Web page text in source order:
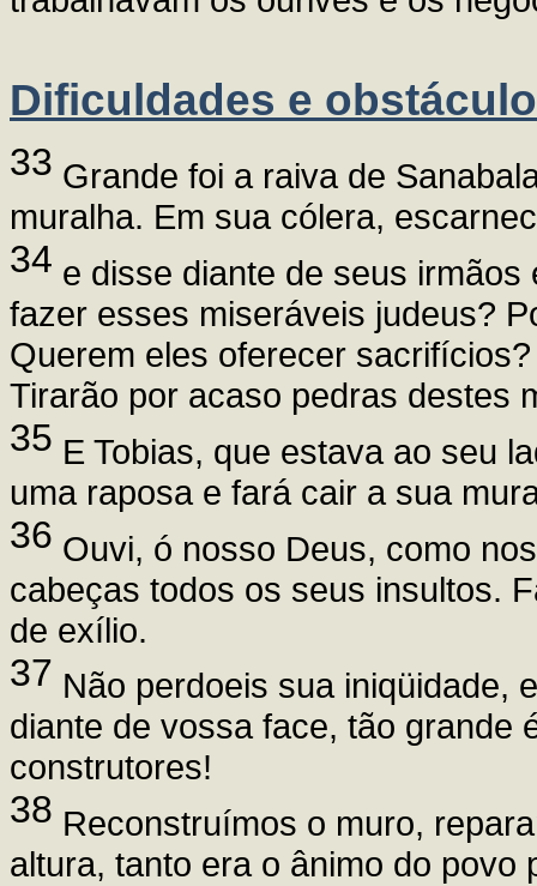
Dificuldades e
33 Grande foi a raiva de
muralha. Em sua cólera,
34 e disse diante de seus
fazer esses miseráveis judeus?
Querem eles oferecer
Tirarão por acaso pedras destes
35 E Tobias, que estava ao seu
uma raposa e fará cair a sua
36 Ouvi, ó nosso Deus, como
cabeças todos os seus insultos.
de exílio.
37 Não perdoeis sua iniqüidade,
diante de vossa face, tão grande
construtores!
38 Reconstruímos o muro,
altura, tanto era o ânimo do povo